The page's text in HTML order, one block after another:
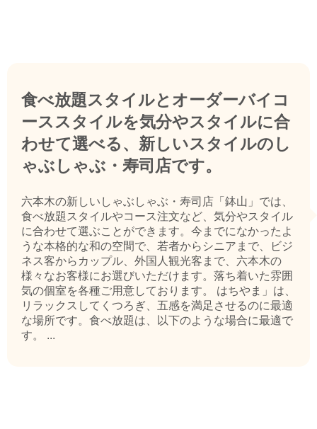
食べ放題スタイルとオーダーバイコ
ーススタイルを気分やスタイルに合
わせて選べる、新しいスタイルのし
ゃぶしゃぶ・寿司店です。
六本木の新しいしゃぶしゃぶ・寿司店「鉢山」では、
食べ放題スタイルやコース注文など、気分やスタイル
に合わせて選ぶことができます。今までになかったよ
うな本格的な和の空間で、若者からシニアまで、ビジ
ネス客からカップル、外国人観光客まで、六本木の
様々なお客様にお選びいただけます。落ち着いた雰囲
気の個室を各種ご用意しております。 はちやま」は、
リラックスしてくつろぎ、五感を満足させるのに最適
な場所です。食べ放題は、以下のような場合に最適で
す。 ...